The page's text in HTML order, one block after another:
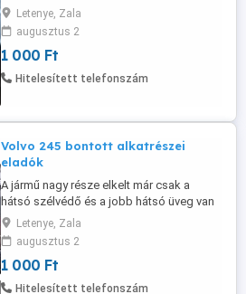
Csehszlovák),2db sötétített
tükör,kardánbox van meg. Kérem
telefonon érdeklődjön!
Letenye, Zala
augusztus 2
1 000 Ft
Hitelesített telefonszám
Volvo 245 bontott alkatrészei
eladók
A jármű nagy része elkelt már csak a
hátsó szélvédő és a jobb hátsó üveg van
meg és egy garnitúra 15-ös Alutec alufelni.
Amennyiben valami érdekli kérem
telefonon érdeklődjön!
Letenye, Zala
augusztus 2
1 000 Ft
Hitelesített telefonszám